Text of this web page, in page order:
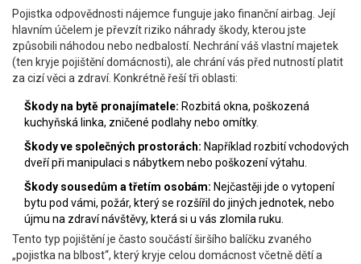
Pojistka odpovědnosti nájemce funguje jako finanční airbag. Její
hlavním účelem je převzít riziko náhrady škody, kterou jste
způsobili náhodou nebo nedbalostí. Nechrání váš vlastní majetek
(ten kryje pojištění domácnosti), ale chrání vás před nutností platit
za cizí věci a zdraví. Konkrétně řeší tři oblasti:
Škody na bytě pronajímatele: Rozbitá okna, poškozená
kuchyňská linka, zničené podlahy nebo omítky.
Škody ve společných prostorách: Například rozbití vchodových
dveří při manipulaci s nábytkem nebo poškození výtahu.
Škody sousedům a třetím osobám: Nejčastěji jde o vytopení
bytu pod vámi, požár, který se rozšířil do jiných jednotek, nebo
újmu na zdraví návštěvy, která si u vás zlomila ruku.
Tento typ pojištění je často součástí širšího balíčku zvaného
„pojistka na blbost“, který kryje celou domácnost včetně dětí a